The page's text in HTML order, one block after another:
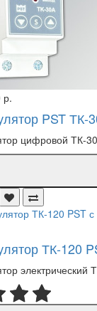
р.
PST
цифровой ТК-
ТК-120